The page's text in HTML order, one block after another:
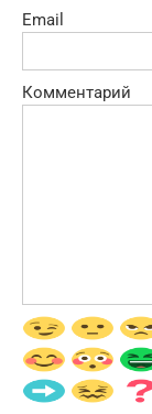
Email
Комментарий